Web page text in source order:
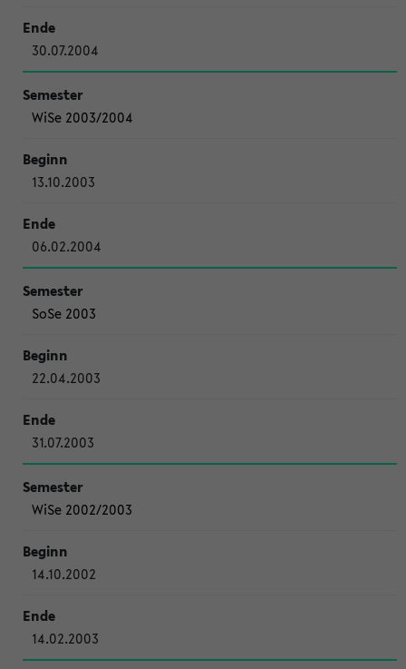
30.07.2004
WiSe 2003/2004
13.10.2003
06.02.2004
SoSe 2003
22.04.2003
31.07.2003
WiSe 2002/2003
14.10.2002
14.02.2003